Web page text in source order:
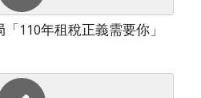
110年租稅正義需要你」